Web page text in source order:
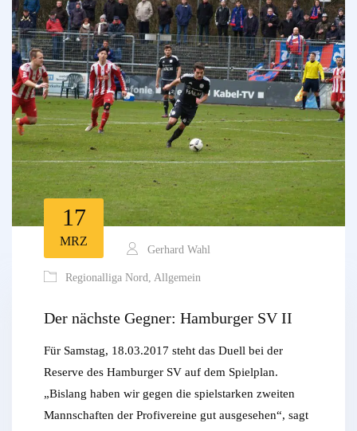
17
MRZ
Gerhard Wahl
Regionalliga Nord, Allgemein
Der nächste Gegner: Hamburger SV II
Für Samstag, 18.03.2017 steht das Duell bei der
Reserve des Hamburger SV auf dem Spielplan.
„Bislang haben wir gegen die spielstarken zweiten
Mannschaften der Profivereine gut ausgesehen“, sagt